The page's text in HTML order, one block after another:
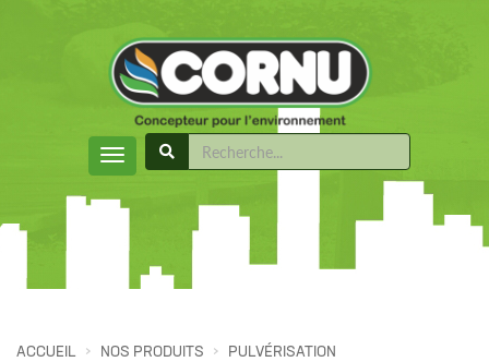
ACCUEIL NOS PRODUITS
PULVÉRISATION